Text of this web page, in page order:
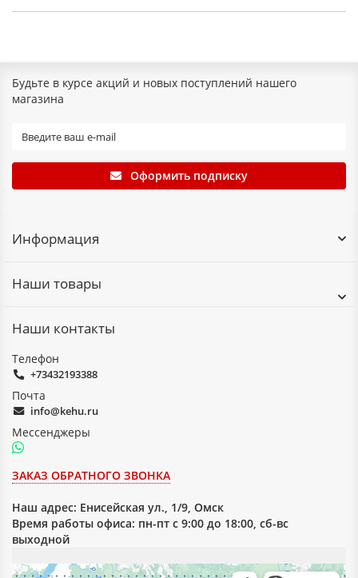
Будьте в курсе акций и новых поступлений нашего
магазина
Оформить подписку
Информация
Наши товары
Наши контакты
Телефон
+73432193388
Почта
info@kehu.ru
Мессенджеры
ЗАКАЗ ОБРАТНОГО ЗВОНКА
Наш адрес: Енисейская ул., 1/9, Омск
Время работы офиса: пн-пт с 9:00 до 18:00, сб-вс
выходной